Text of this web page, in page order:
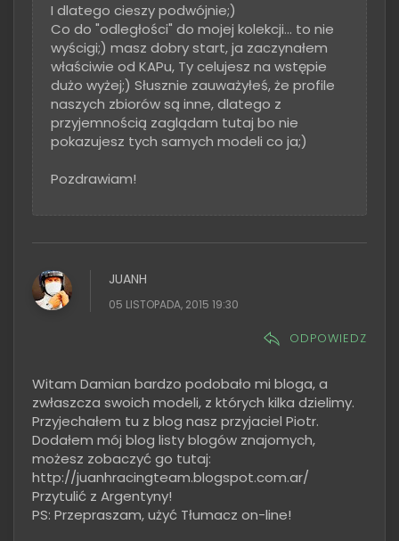
I dlatego cieszy podwójnie;)
Co do "odległości" do mojej kolekcji... to nie
wyścigi;) masz dobry start, ja zaczynałem
właściwie od KAPu, Ty celujesz na wstępie
dużo wyżej;) Słusznie zauważyłeś, że profile
naszych zbiorów są inne, dlatego z
przyjemnością zaglądam tutaj bo nie
pokazujesz tych samych modeli co ja;)
Pozdrawiam!
JUANH
05 LISTOPADA, 2015 19:30
ODPOWIEDZ
Witam Damian bardzo podobało mi bloga, a
zwłaszcza swoich modeli, z których kilka dzielimy.
Przyjechałem tu z blog nasz przyjaciel Piotr.
Dodałem mój blog listy blogów znajomych,
możesz zobaczyć go tutaj:
http://juanhracingteam.blogspot.com.ar/
Przytulić z Argentyny!
PS: Przepraszam, użyć Tłumacz on-line!